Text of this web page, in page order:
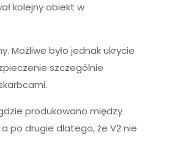
kolejny obiekt w
Możliwe było jednak ukrycie
szczególnie
produkowano między
po drugie dlatego, że V2 nie